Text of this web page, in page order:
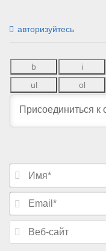
авторизуйтесь